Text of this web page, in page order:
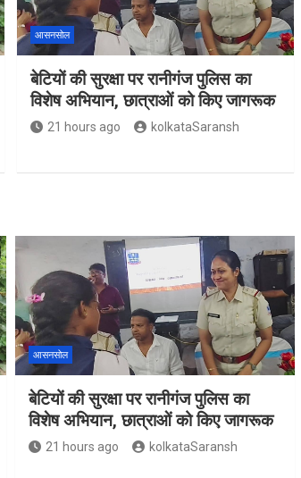
आसनसोल
बेटियों की सुरक्षा पर रानीगंज पुलिस का
विशेष अभियान, छात्राओं को किए जागरूक
21 hours ago kolkataSaransh
आसनसोल
बेटियों की सुरक्षा पर रानीगंज पुलिस का
विशेष अभियान, छात्राओं को किए जागरूक
21 hours ago kolkataSaransh